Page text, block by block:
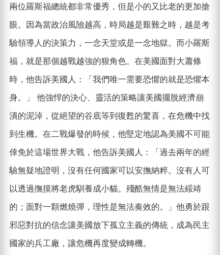
兩位羅斯福總統都非常優秀，但是小的又比老的更加搶
眼。因為當政治風險越高，時局越是艱難之時，越是考
驗領導人的決策力，一念天堂或是一念地獄。而小羅斯
福，就是那個越戰越強的狠角色。在美國面對大蕭條
時，他告訴美國人：「我們唯一需要恐懼的就是恐懼本
身。」 他強悍的決心、靈活的策略讓美國擺脫經濟崩
潰的泥淖，從絕望的谷底等到復甦的驚喜，在危機中找
到生機。在二戰爆發的時候，他堅定地認為美國不可能
倖免於這場世界大戰，他告訴美國人：「過去兩年的經
驗無疑地證明，沒有任何國家可以安撫納粹。沒有人可
以透過撫摸將老虎馴養成小貓。殘酷無情是無法綏靖
的；面對一顆燃燒彈，理性是無法奏效的。」他勇於跟
邪惡對抗的信念讓美國放下孤立主義的傳統，成為民主
國家的兵工廠，讓危機再度變成轉機。